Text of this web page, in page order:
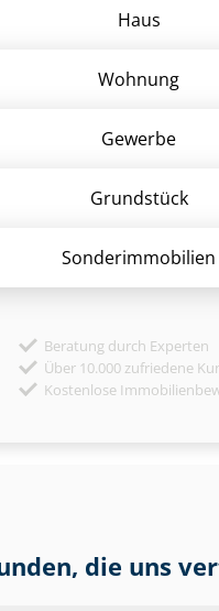
Haus
Wohnung
Gewerbe
Grund­stück
Sonder­immobilien
Beratung durch Experten
Über 10.000 zufriedene
Kostenlose
die uns